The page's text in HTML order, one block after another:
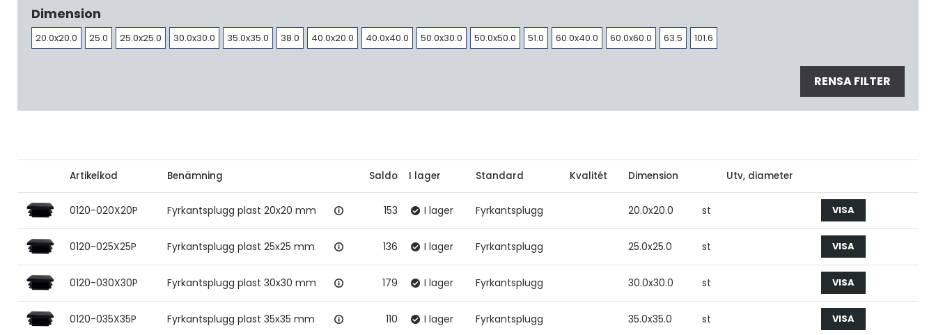
Dimension
20.0x20.0 25.0 25.0x25.0 30.0x30.0 35.0x35.0 38.0 40.0x20.0 40.0x40.0 50.0x30.0 50.0x50.0 51.0 60.0x40.0 60.0x60.0 63.5 101.6
RENSA FILTER
Artikelkod Benämning Saldo I lager Standard Kvalitét Dimension Utv, diameter
0120-020X20P Fyrkantsplugg plast 20x20 mm 153 I lager Fyrkantsplugg 20.0x20.0 st VISA
0120-025X25P Fyrkantsplugg plast 25x25 mm 136 I lager Fyrkantsplugg 25.0x25.0 st VISA
0120-030X30P Fyrkantsplugg plast 30x30 mm 179 I lager Fyrkantsplugg 30.0x30.0 st VISA
0120-035X35P Fyrkantsplugg plast 35x35 mm 110 I lager Fyrkantsplugg 35.0x35.0 st VISA